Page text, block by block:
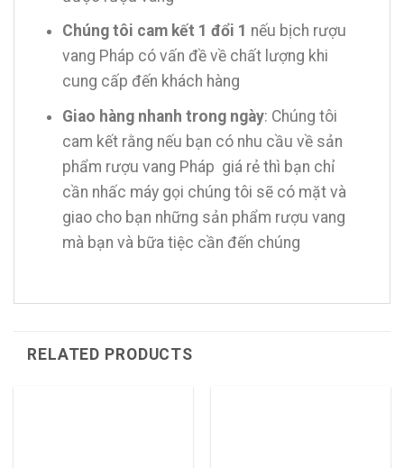
Chúng tôi cam kết 1 đổi 1 nếu bịch rượu
vang Pháp có vấn đề về chất lượng khi
cung cấp đến khách hàng
Giao hàng nhanh trong ngày: Chúng tôi
cam kết rằng nếu bạn có nhu cầu về sản
phẩm rượu vang Pháp giá rẻ thì bạn chỉ
cần nhấc máy gọi chúng tôi sẽ có mặt và
giao cho bạn những sản phẩm rượu vang
mà bạn và bữa tiệc cần đến chúng
RELATED PRODUCTS